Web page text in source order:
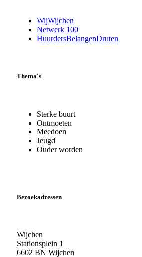
WijWijchen
Netwerk 100
HuurdersBelangenDruten
Thema's
Sterke buurt
Ontmoeten
Meedoen
Jeugd
Ouder worden
Bezoekadressen
Wijchen
Stationsplein 1
6602 BN Wijchen